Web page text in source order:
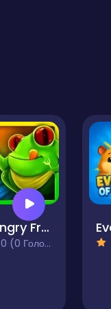
Hungry Frog
0 (0 Голосів)